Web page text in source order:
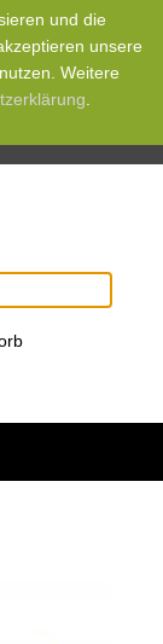
und die
unsere
Weitere